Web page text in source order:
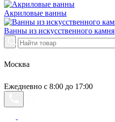
Акриловые ванны
Ванны из искусственного камня
Москва
Ежедневно с 8:00 до 17:00